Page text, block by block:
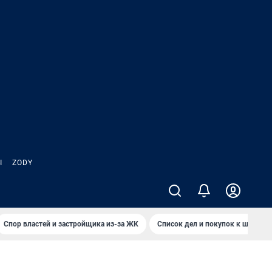
ZODY
Спор властей и застройщика из-за ЖК Список дел и покупок к школе